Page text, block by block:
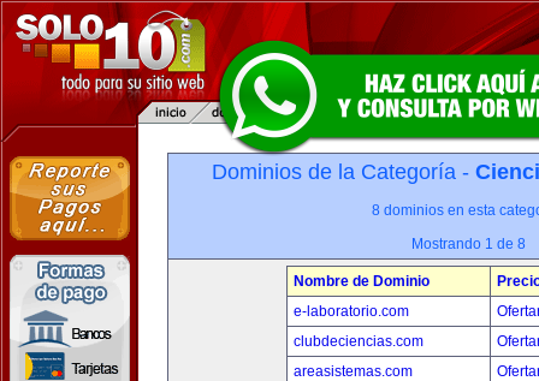
Dominios de la Categoría -
8 dominios en esta
Mostrando 1 de 8
Nombre de Dominio
e-laboratorio.com
clubdeciencias.com
areasistemas.com